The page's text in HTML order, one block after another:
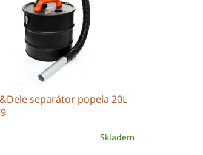
separátor popela 20L
Skladem